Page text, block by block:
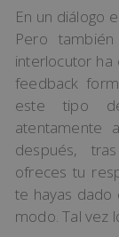
En un diálogo
Pero
interlocutor ha
feedback
este tipo de
atentamente
después,
ofreces tu
te hayas dado
modo. Tal vez